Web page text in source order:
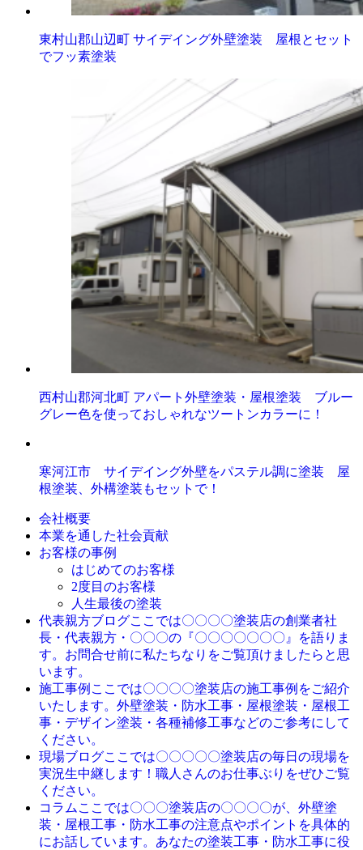
東村山郡山辺町 サイデイング外壁塗装 屋根とセット
でフッ素塗装
西村山郡河北町 アパート外壁塗装・屋根塗装 ブルー
グレー色を使っておしゃれなツートンカラーに！
寒河江市 サイデイング外壁をパステル調に塗装 屋
根塗装、外構塗装もセットで！
会社概要
本業を通した社会貢献
お客様の事例
はじめてのお客様
2度目のお客様
人生最後の塗装
代表親方ブログここでは〇〇〇〇塗装店の創業者社
長・代表親方・〇〇〇の『〇〇〇〇〇〇〇』を語りま
す。お問合せ前に私たちなりをご覧頂けましたらと思
います。
施工事例 ここでは〇〇〇〇塗装店の施工事例をご紹介
いたします。外壁塗装・防水工事・屋根塗装・屋根工
事・デザイン塗装・各種補修工事などのご参考にして
ください。
現場ブログここでは〇〇〇〇〇塗装店の毎日の現場を
実況生中継します！職人さんのお仕事ぶりをぜひご覧
ください。
コラム ここでは〇〇〇塗装店の〇〇〇〇が、外壁塗
装・屋根工事・防水工事の注意点やポイントを具体的
にお話しています。あなたの塗装工事・防水工事に役